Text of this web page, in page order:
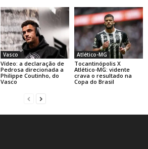
Vasco
Vídeo: a declaração de
Pedrosa direcionada a
Philippe Coutinho, do
Vasco
Atlético-MG
Tocantinópolis X
Atlético-MG: vidente
crava o resultado na
Copa do Brasil